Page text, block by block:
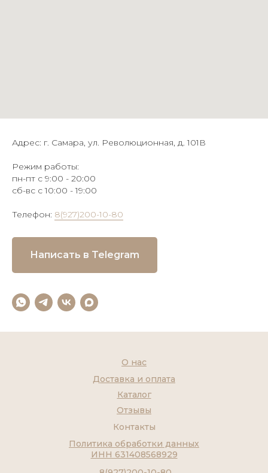
Адрес: г. Самара, ул. Революционная, д. 101В
Режим работы:
пн-пт с 9:00 - 20:00
сб-вс с 10:00 - 19:00
Телефон: 8(927)200-10-80
Написать в Telegram
Контакты
Каталог
О нас
Доставка и оплата
Отзывы
Политика обработки данных
ИНН 631408568929